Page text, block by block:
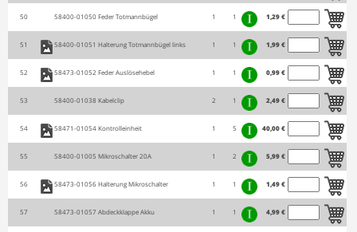
50 58400-01050Feder Totmannbügel 1 1 1,29 €
51 58400-01051 Halterung Totmannbügel links 1 1 1,99 €
52 58473-01052 Feder Auslösehebel 1 1 0,99 €
53 58400-01038 Kabelclip 2 1 2,49 €
54 58471-01054Kontrolleinheit 1 5 40,00 €
55 58400-01005 Mikroschalter 20A 1 2 5,99 €
56 58473-01056Halterung Mikroschalter 1 1 1,49 €
57 58473-01057 Abdeckklappe Akku 1 1 4,99 €